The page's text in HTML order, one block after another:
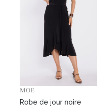
MOE
Robe de jour noire